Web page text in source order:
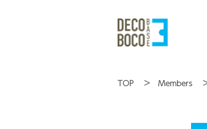
TOP Members